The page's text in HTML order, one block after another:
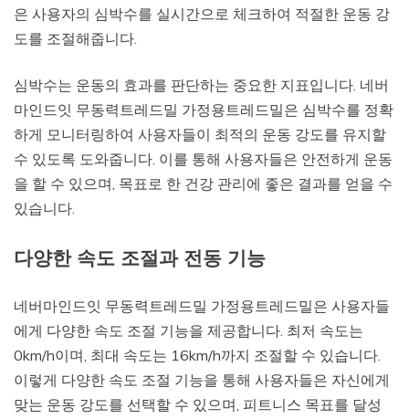
은 사용자의 심박수를 실시간으로 체크하여 적절한 운동 강
도를 조절해줍니다.
심박수는 운동의 효과를 판단하는 중요한 지표입니다. 네버
마인드잇 무동력트레드밀 가정용트레드밀은 심박수를 정확
하게 모니터링하여 사용자들이 최적의 운동 강도를 유지할
수 있도록 도와줍니다. 이를 통해 사용자들은 안전하게 운동
을 할 수 있으며, 목표로 한 건강 관리에 좋은 결과를 얻을 수
있습니다.
다양한 속도 조절과 전동 기능
네버마인드잇 무동력트레드밀 가정용트레드밀은 사용자들
에게 다양한 속도 조절 기능을 제공합니다. 최저 속도는
0km/h이며, 최대 속도는 16km/h까지 조절할 수 있습니다.
이렇게 다양한 속도 조절 기능을 통해 사용자들은 자신에게
맞는 운동 강도를 선택할 수 있으며, 피트니스 목표를 달성